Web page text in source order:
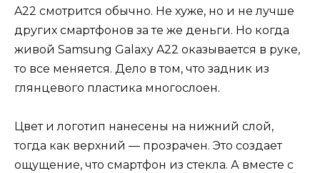
A22 смотрится обычно. Не хуже, но и не лучше
других смартфонов за те же деньги. Но когда
живой Samsung Galaxy A22 оказывается в руке,
то все меняется. Дело в том, что задник из
глянцевого пластика многослоен.
Цвет и логотип нанесены на нижний слой,
тогда как верхний — прозрачен. Это создает
ощущение, что смартфон из стекла. А вместе с